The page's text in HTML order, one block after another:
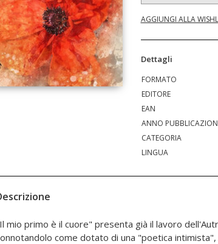
AGGIUNGI ALLA
Dettagli
FORMATO
EDITORE
EAN
ANNO
CATEGORIA
LINGUA
mio primo è il cuore" presenta già il lavoro
come dotato di una "poetica intimista",
in quanto maturata da un immergersi più nel
del suo intimo per poi risalire alla coscienza,